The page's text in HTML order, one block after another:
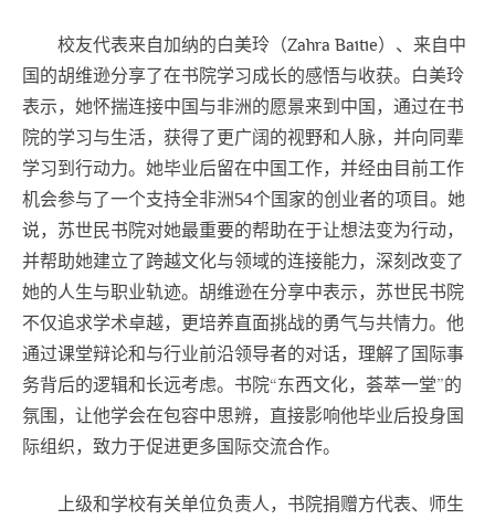
校友代表来自加纳的白美玲（Zahra Baitie）、来自中
国的胡维逊分享了在书院学习成长的感悟与收获。白美玲
表示，她怀揣连接中国与非洲的愿景来到中国，通过在书
院的学习与生活，获得了更广阔的视野和人脉，并向同辈
学习到行动力。她毕业后留在中国工作，并经由目前工作
机会参与了一个支持全非洲54个国家的创业者的项目。她
说，苏世民书院对她最重要的帮助在于让想法变为行动，
并帮助她建立了跨越文化与领域的连接能力，深刻改变了
她的人生与职业轨迹。胡维逊在分享中表示，苏世民书院
不仅追求学术卓越，更培养直面挑战的勇气与共情力。他
通过课堂辩论和与行业前沿领导者的对话，理解了国际事
务背后的逻辑和长远考虑。书院“东西文化，荟萃一堂”的
氛围，让他学会在包容中思辨，直接影响他毕业后投身国
际组织，致力于促进更多国际交流合作。
上级和学校有关单位负责人，书院捐赠方代表、师生